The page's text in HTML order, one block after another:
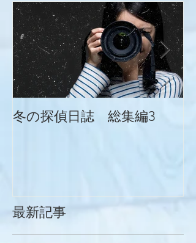
冬の探偵日誌 総集編3
最新記事